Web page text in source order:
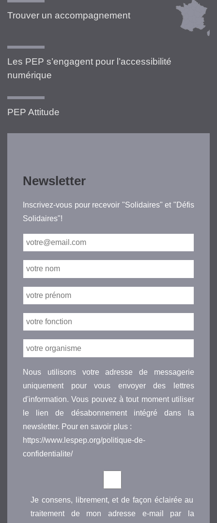
Trouver un accompagnement
Les PEP s’engagent pour l’accessibilité
numérique
PEP Attitude
Newsletter
Inscrivez-vous pour recevoir "Solidaires" et "Défis
Solidaires"!
Nous utilisons votre adresse de messagerie
uniquement pour vous envoyer des lettres
d'information. Vous pouvez à tout moment utiliser
le lien de désabonnement intégré dans la
newsletter. Pour en savoir plus :
https://www.lespep.org/politique-de-
confidentialite/
Je consens, librement, et de façon éclairée au
traitement de mon adresse e-mail par la